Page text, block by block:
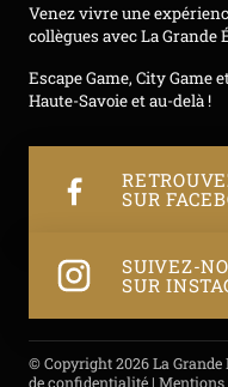
Venez vivre une
collègues avec La Grande
Escape Game, City Game
Haute-Savoie et au-delà !
SUR
SUIVEZ-
SUR
© Copyright 2026 La Grande
de confidentialité | Mentions